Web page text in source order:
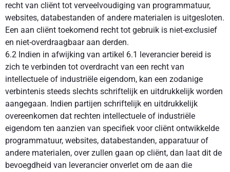
recht van cliënt tot verveelvoudiging van programmatuur,
websites, databestanden of andere materialen is uitgesloten.
Een aan cliënt toekomend recht tot gebruik is niet-exclusief
en niet-overdraagbaar aan derden.
6.2 Indien in afwijking van artikel 6.1 leverancier bereid is
zich te verbinden tot overdracht van een recht van
intellectuele of industriële eigendom, kan een zodanige
verbintenis steeds slechts schriftelijk en uitdrukkelijk worden
aangegaan. Indien partijen schriftelijk en uitdrukkelijk
overeenkomen dat rechten intellectuele of industriële
eigendom ten aanzien van specifiek voor cliënt ontwikkelde
programmatuur, websites, databestanden, apparatuur of
andere materialen, over zullen gaan op cliënt, dan laat dit de
bevoegdheid van leverancier onverlet om de aan die